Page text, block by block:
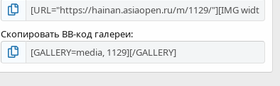
Скопировать BB-код галереи